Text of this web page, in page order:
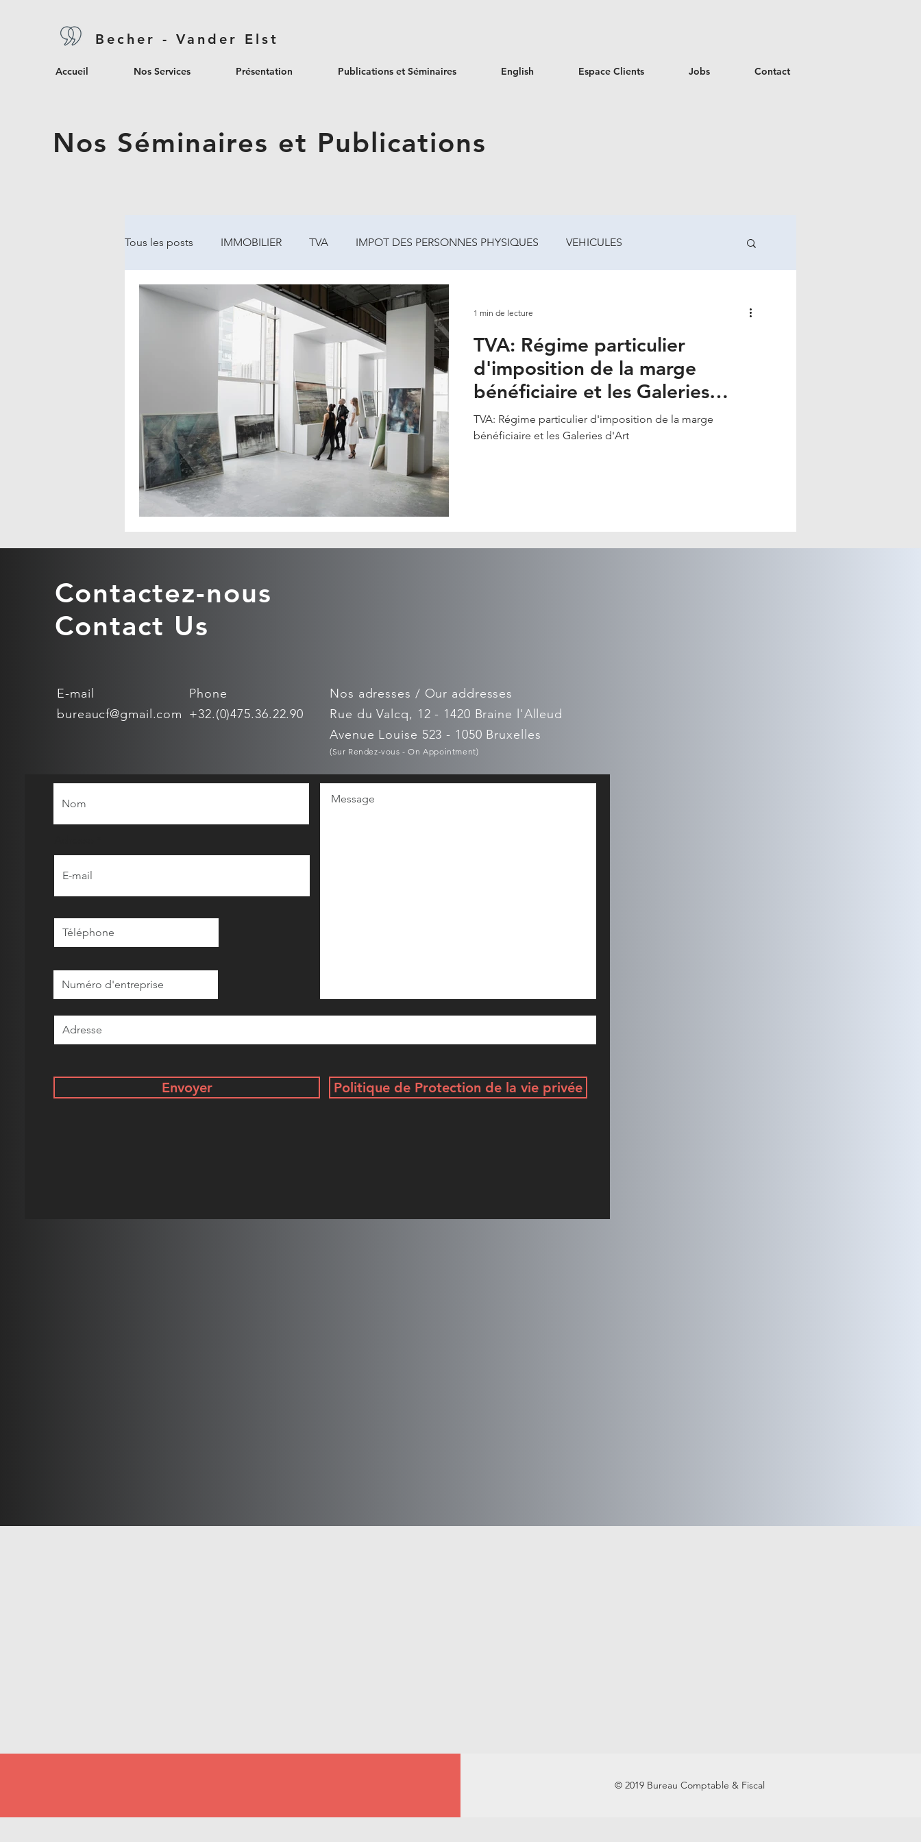
Becher - Vander Elst
Accueil Nos Services Présentation Publications et Séminaires English Espace Clients Jobs Contact
Nos Séminaires et Publications
Tous les posts IMMOBILIER TVA IMPOT DES PERSONNES PHYSIQUES VEHICULES
IMPOT DES SOCIETES
TVA: Régime particulier
d'imposition de la marge
bénéficiaire et les Galeries
d'Art
TVA: Régime particulier d'imposition de la marge
bénéficiaire et les Galeries d'Art
1 min de lecture
Contactez-nous
Contact Us
E-mail
bureaucf@gmail.com
Phone
+32.(0)475.36.22.90
Nos adresses / Our addresses
Rue du Valcq, 12 - 1420 Braine l'Alleud
Avenue Louise 523 - 1050 Bruxelles
(Sur Rendez-vous - On Appointment)
Envoyer Politique de Protection de la vie privée
© 2019 Bureau Comptable & Fiscal